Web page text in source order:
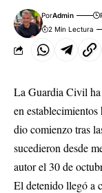
PorAdmin
2 Min Lectura
La Guardia Civil ha
en
dio comienzo tras
sucedieron desde
autor el 30 de
El detenido llegó a